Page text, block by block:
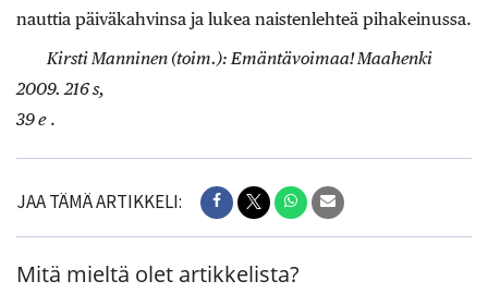
nauttia päiväkahvinsa ja lukea naistenlehteä pihakeinussa.
Kirsti Manninen (toim.): Emäntävoimaa! Maahenki
2009. 216 s,
39 e.
JAA TÄMÄ ARTIKKELI:
Mitä mieltä olet artikkelista?